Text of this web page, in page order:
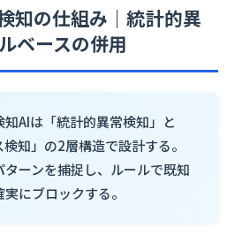
知の仕組み｜統計的異
ベースの併用
知AIは「統計的異常検知」と
検知」の2層構造で設計する。
ーンを捕捉し、ルールで既知
にブロックする。